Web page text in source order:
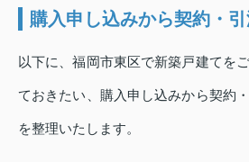
購入申し込みから契約・
以下に、福岡市東区で新築戸建てを
ておきたい、購入申し込みから契約
を整理いたします。